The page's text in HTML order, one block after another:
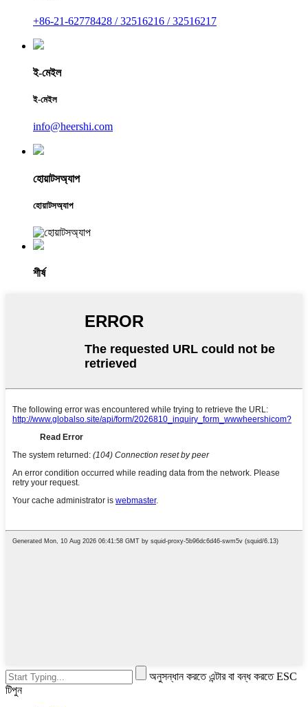
+86-21-62778428 / 32516216 / 32516217
ই-মেইল
ই-মেইল
info@heershi.com
হোয়াটসঅ্যাপ
হোয়াটসঅ্যাপ
শীর্ষ
অনুসন্ধান করতে এন্টার বা বন্ধ করতে ESC
টিপুন